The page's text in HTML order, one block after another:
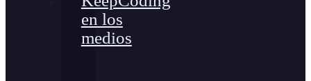
en los
medios